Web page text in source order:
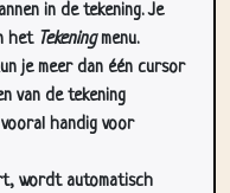
in de tekening. Je
het Tekeningmenu.
je meer dan één cursor
van de tekening
handig voor
wordt automatisch